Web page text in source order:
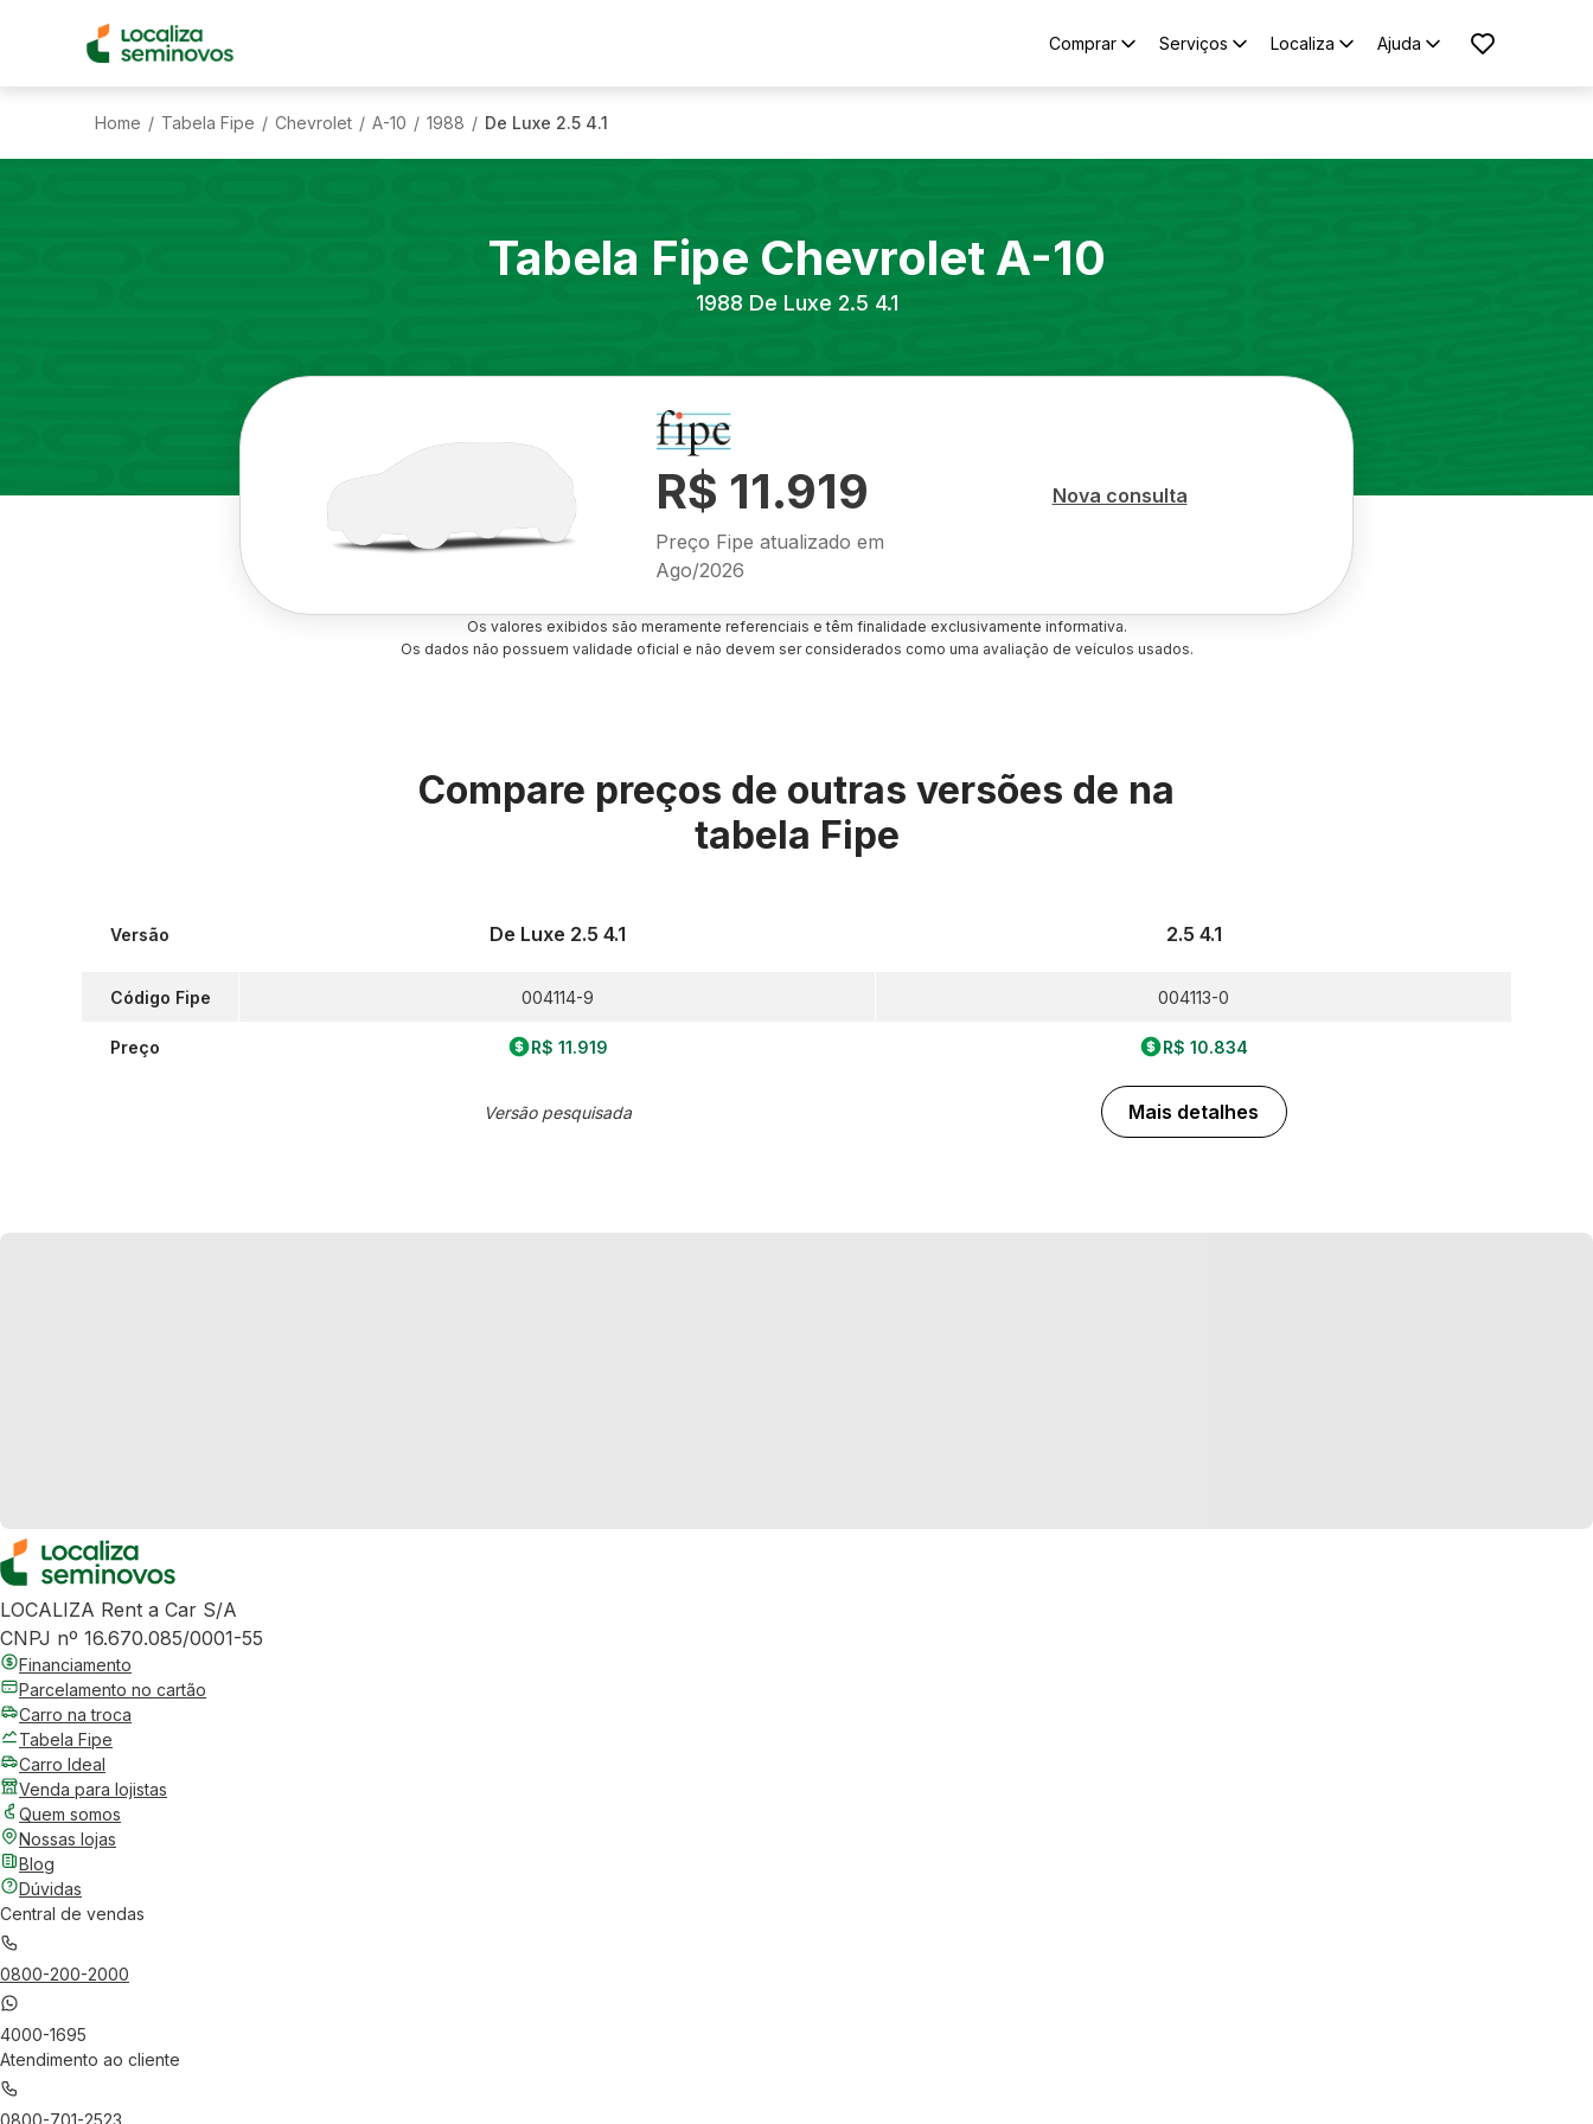
Comprar Serviços Localiza Ajuda
Home / Tabela Fipe / Chevrolet / A-10 / 1988 / De Luxe 2.5 4.1
Tabela Fipe Chevrolet A-10
1988 De Luxe 2.5 4.1
R$ 11.919
Preço Fipe atualizado em
Ago/2026
Nova consulta
Os valores exibidos são meramente referenciais e têm finalidade exclusivamente informativa.
Os dados não possuem validade oficial e não devem ser considerados como uma avaliação de veículos usados.
Compare preços de outras versões de na
tabela Fipe
Versão
Código Fipe
Preço
De Luxe 2.5 4.1
004114-9
R$ 11.919
Versão pesquisada
2.5 4.1
004113-0
R$ 10.834
Mais detalhes
LOCALIZA Rent a Car S/A
CNPJ nº 16.670.085/0001-55
Financiamento
Parcelamento no cartão
Carro na troca
Tabela Fipe
Carro Ideal
Venda para lojistas
Quem somos
Nossas lojas
Blog
Dúvidas
Central de vendas
0800-200-2000
4000-1695
Atendimento ao cliente
0800-701-2523